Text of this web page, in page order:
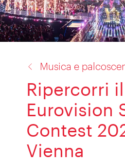
Musica e
Ripercorri
Eurovision
Contest
Vienna